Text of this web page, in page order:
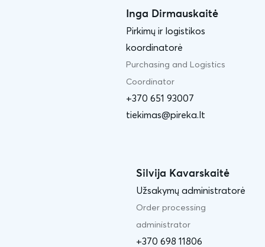
Inga Dirmauskaitė
Pirkimų ir logistikos
koordinatorė
Purchasing and Logistics
Coordinator
+370 651 93007
tiekimas@pireka.lt
Silvija Kavarskaitė
Užsakymų administratorė
Order processing
administrator
+370 698 11806